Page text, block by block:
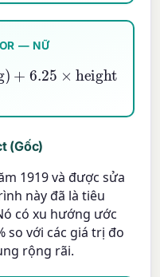
— NỮ
6.25× height(cm)
161
(Gốc)
1919 và được sửa
này đã là tiêu
có xu hướng ước
so với các giá trị đo
rộng rãi.